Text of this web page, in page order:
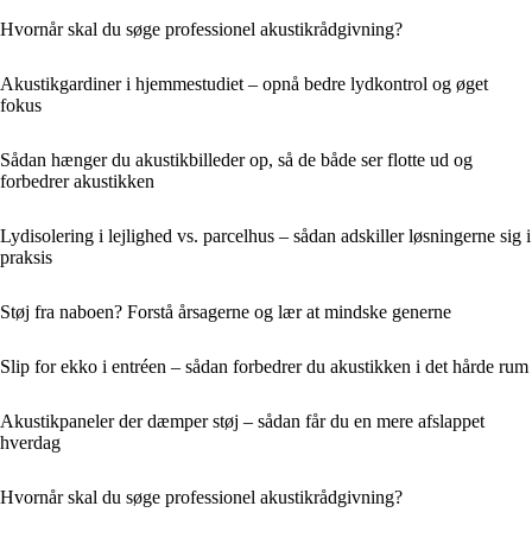
Hvornår skal du søge professionel akustikrådgivning?
Akustikgardiner i hjemmestudiet – opnå bedre lydkontrol og øget
fokus
Sådan hænger du akustikbilleder op, så de både ser flotte ud og
forbedrer akustikken
Lydisolering i lejlighed vs. parcelhus – sådan adskiller løsningerne sig i
praksis
Støj fra naboen? Forstå årsagerne og lær at mindske generne
Slip for ekko i entréen – sådan forbedrer du akustikken i det hårde rum
Akustikpaneler der dæmper støj – sådan får du en mere afslappet
hverdag
Hvornår skal du søge professionel akustikrådgivning?